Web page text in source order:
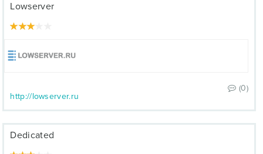
Lowserver
(0)
http://lowserver.ru
Dedicated